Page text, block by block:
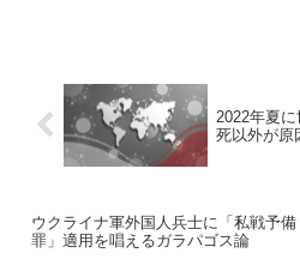
2022年夏
死以外が原
ウクライナ軍外国人兵士に「私戦予備
罪」適用を唱えるガラパゴス論